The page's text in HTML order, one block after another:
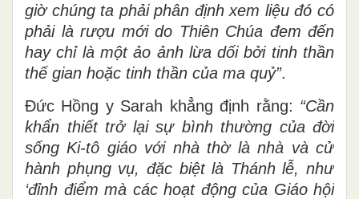
giờ chúng ta phải phân định xem liệu đó có
phải là rượu mới do Thiên Chúa đem đến
hay chỉ là một ảo ảnh lừa dối bởi tinh thần
thế gian hoặc tinh thần của ma quỷ”.
Đức Hồng y Sarah khẳng định rằng: “Cần
khẩn thiết trở lại sự bình thường của đời
sống Ki-tô giáo với nhà thờ là nhà và cử
hành phụng vụ, đặc biệt là Thánh lễ, như
‘đỉnh điểm mà các hoạt động của Giáo hội